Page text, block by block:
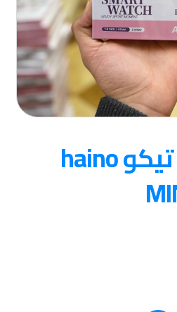
ساعة هاينو تيكو haino